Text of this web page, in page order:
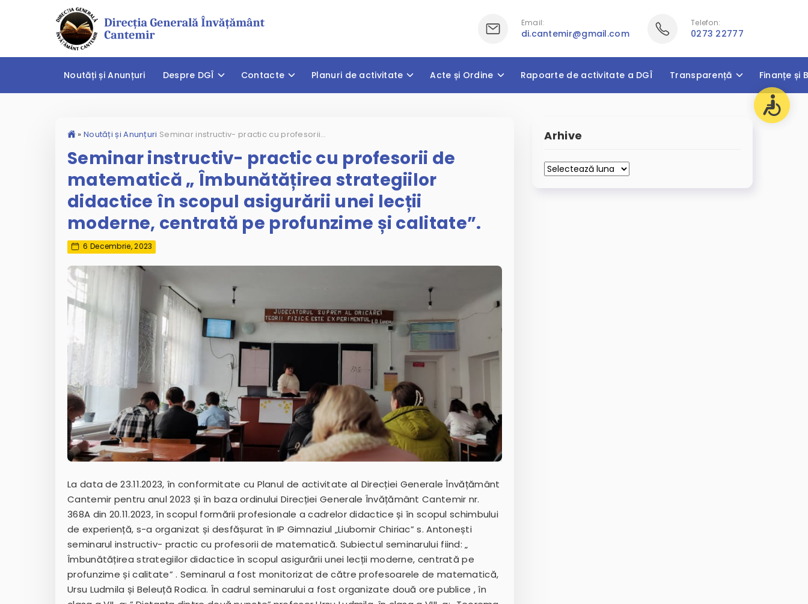
Email:
di.cantemir@gmail.com
Telefon:
0273 22777
Noutăți și Anunțuri Despre DGÎ Contacte Planuri de activitate Acte și Ordine Rapoarte de activitate a DGÎ Transparență Finanțe și
» Noutăți și Anunțuri Seminar instructiv- practic cu profesorii de matematică „ Îmbunătățirea strategiilor didactice în scopul asigurării unei lecții moderne, centrată pe profunzime și calitate”.
Seminar instructiv- practic cu profesorii de
matematică „ Îmbunătățirea strategiilor
didactice în scopul asigurării unei lecții
moderne, centrată pe profunzime și calitate”.
6 Decembrie, 2023
La data de 23.11.2023, în conformitate cu Planul de activitate al Direcției Generale Învățământ
Cantemir pentru anul 2023 și în baza ordinului Direcției Generale Învățământ Cantemir nr.
368A din 20.11.2023, în scopul formării profesionale a cadrelor didactice și în scopul schimbului
de experiență, s-a organizat și desfășurat în IP Gimnaziul „Liubomir Chiriac” s. Antonești
seminarul instructiv- practic cu profesorii de matematică. Subiectul seminarului fiind: „
Îmbunătățirea strategiilor didactice în scopul asigurării unei lecții moderne, centrată pe
profunzime și calitate” . Seminarul a fost monitorizat de către profesoarele de matematică,
Ursu Ludmila și Beleuță Rodica. În cadrul seminarului a fost organizate două ore publice , în
Arhive
Arhive